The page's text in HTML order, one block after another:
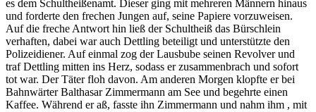
es dem Schultheißenamt. Dieser ging mit mehreren Männern hinaus
und forderte den frechen Jungen auf, seine Papiere vorzuweisen.
Auf die freche Antwort hin ließ der Schultheiß das Bürschlein
verhaften, dabei war auch Dettling beteiligt und unterstützte den
Polizeidiener. Auf einmal zog der Lausbube seinen Revolver und
traf Dettling mitten ins Herz, sodass er zusammenbrach und sofort
tot war. Der Täter floh davon. Am anderen Morgen klopfte er bei
Bahnwärter Balthasar Zimmermann am See und begehrte einen
Kaffee. Während er aß, fasste ihn Zimmermann und nahm ihm , mit